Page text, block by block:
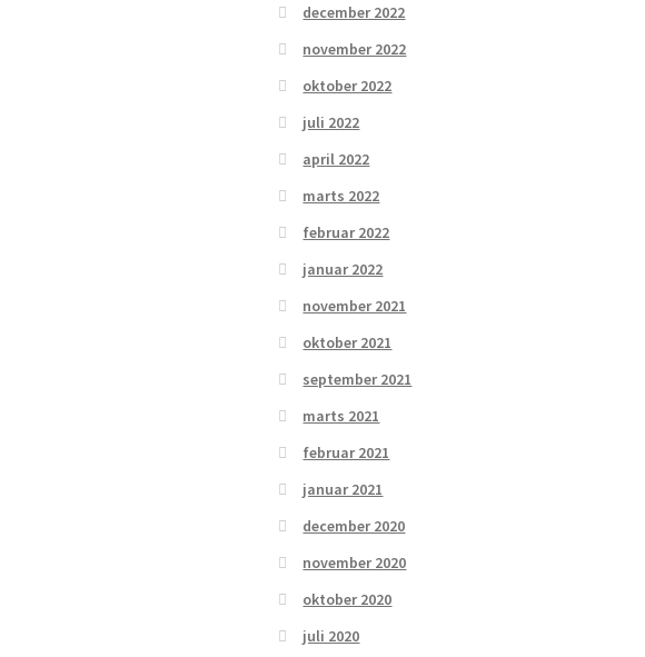
december 2022
november 2022
oktober 2022
juli 2022
april 2022
marts 2022
februar 2022
januar 2022
november 2021
oktober 2021
september 2021
marts 2021
februar 2021
januar 2021
december 2020
november 2020
oktober 2020
juli 2020